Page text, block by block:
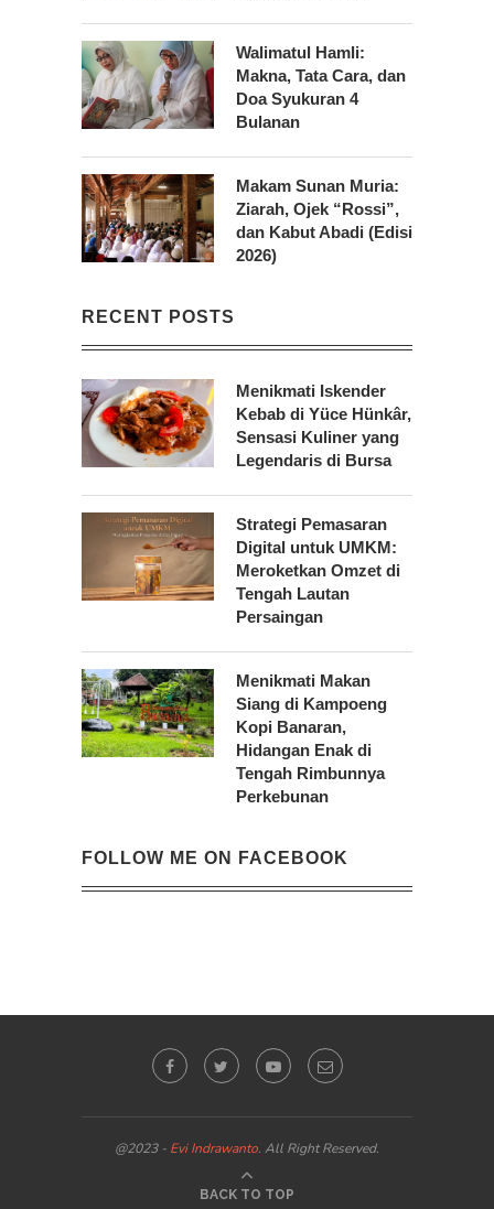
Walimatul Hamli:
Makna, Tata Cara, dan
Doa Syukuran 4
Bulanan
Makam Sunan Muria:
Ziarah, Ojek “Rossi”,
dan Kabut Abadi (Edisi
2026)
RECENT POSTS
Menikmati Iskender
Kebab di Yüce Hünkâr,
Sensasi Kuliner yang
Legendaris di Bursa
Strategi Pemasaran
Digital untuk UMKM:
Meroketkan Omzet di
Tengah Lautan
Persaingan
Menikmati Makan
Siang di Kampoeng
Kopi Banaran,
Hidangan Enak di
Tengah Rimbunnya
Perkebunan
FOLLOW ME ON FACEBOOK
@2023 - Evi Indrawanto. All Right Reserved.
BACK TO TOP